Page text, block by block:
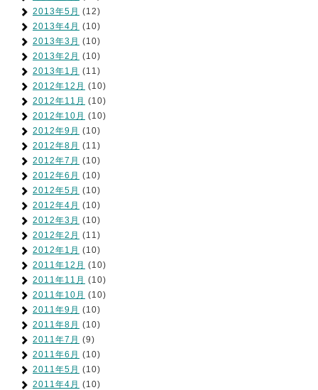
2013年5月 (12)
2013年4月 (10)
2013年3月 (10)
2013年2月 (10)
2013年1月 (11)
2012年12月 (10)
2012年11月 (10)
2012年10月 (10)
2012年9月 (10)
2012年8月 (11)
2012年7月 (10)
2012年6月 (10)
2012年5月 (10)
2012年4月 (10)
2012年3月 (10)
2012年2月 (11)
2012年1月 (10)
2011年12月 (10)
2011年11月 (10)
2011年10月 (10)
2011年9月 (10)
2011年8月 (10)
2011年7月 (9)
2011年6月 (10)
2011年5月 (10)
2011年4月 (10)